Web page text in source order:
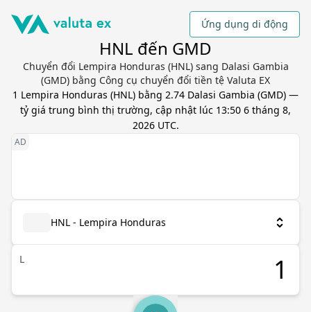
Ứng dụng di động
HNL đến GMD
Chuyển đổi Lempira Honduras (HNL) sang Dalasi Gambia
(GMD) bằng Công cụ chuyển đổi tiền tệ Valuta EX
1 Lempira Honduras (HNL) bằng 2.74 Dalasi Gambia (GMD) —
tỷ giá trung bình thị trường, cập nhật lúc 13:50 6 tháng 8,
2026 UTC.
HNL - Lempira Honduras
L